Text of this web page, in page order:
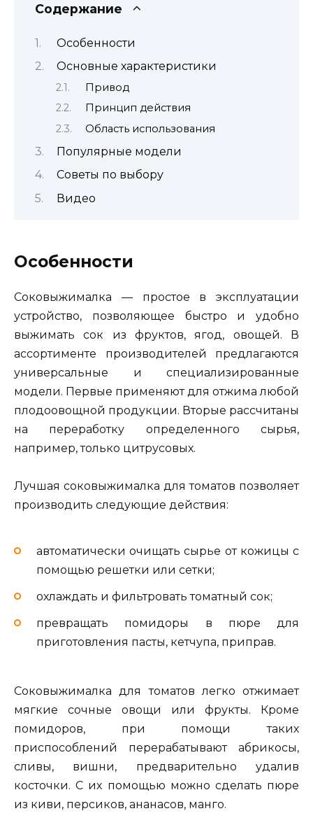
Содержание
Особенности
Основные характеристики
Привод
Принцип действия
Область использования
Популярные модели
Советы по выбору
Видео
Особенности
Соковыжималка — простое в эксплуатации
устройство, позволяющее быстро и удобно
выжимать сок из фруктов, ягод, овощей. В
ассортименте производителей предлагаются
универсальные и специализированные
модели. Первые применяют для отжима любой
плодоовощной продукции. Вторые рассчитаны
на переработку определенного сырья,
например, только цитрусовых.
Лучшая соковыжималка для томатов позволяет
производить следующие действия:
автоматически очищать сырье от кожицы с
помощью решетки или сетки;
охлаждать и фильтровать томатный сок;
превращать помидоры в пюре для
приготовления пасты, кетчупа, приправ.
Соковыжималка для томатов легко отжимает
мягкие сочные овощи или фрукты. Кроме
помидоров, при помощи таких
приспособлений перерабатывают абрикосы,
сливы, вишни, предварительно удалив
косточки. С их помощью можно сделать пюре
из киви, персиков, ананасов, манго.